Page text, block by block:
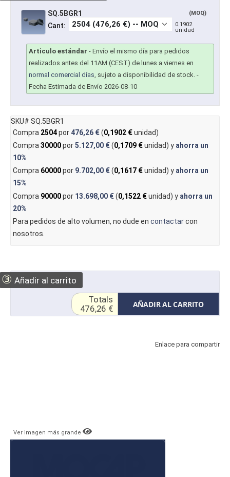
SQ.5BGR1 (MOQ)
Cant:
0.1902
unidad
Articulo estándar - Envío el mismo día para pedidos
realizados antes del 11AM (CEST) de lunes a viernes en
normal comercial días, sujeto a disponibilidad de stock. -
Fecha Estimada de Envío 2026-08-10
SKU# SQ.5BGR1
Compra 2504por476,26 €(0,1902 €unidad)
Compra 30000por5.127,00 €(0,1709 €unidad) y ahorra un
10%
Compra 60000por 9.702,00 €(0,1617 €unidad) y ahorra un
15%
Compra 90000por 13.698,00 €(0,1522 €unidad) y ahorra un
20%
Para pedidos de alto volumen, no dude en contactarcon
nosotros.
③ Añadir al carrito
AÑADIR AL CARRITO
Totals
476,26 €
Enlace para compartir
Ver imagen más grande